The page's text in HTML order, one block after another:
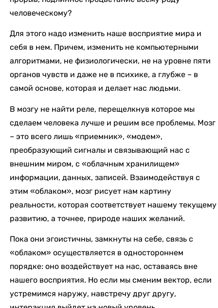
человеческому?
Для этого надо изменить наше восприятие мира и
себя в нем. Причем, изменить не компьютерными
алгоритмами, не физиологически, не на уровне пяти
органов чувств и даже не в психике, а глубже – в
самой основе, которая и делает нас людьми.
В мозгу не найти реле, перещелкнув которое мы
сделаем человека лучше и решим все проблемы. Мозг
– это всего лишь «приемник», «модем»,
преобразующий сигналы и связывающий нас с
внешним миром, с «облачным хранилищем»
информации, данных, записей. Взаимодействуя с
этим «облаком», мозг рисует нам картину
реальности, которая соответствует нашему текущему
развитию, а точнее, природе наших желаний.
Пока они эгоистичны, замкнуты на себе, связь с
«облаком» осуществляется в одностороннем
порядке: оно воздействует на нас, оставаясь вне
нашего восприятия. Но если мы сменим вектор, если
устремимся наружу, навстречу друг другу,